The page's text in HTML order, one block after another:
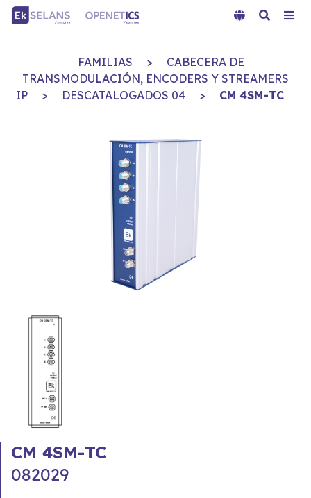
FAMILIAS >
CABECERA DE
TRANSMODULACIÓN, ENCODERS Y STREAMERS
IP
> DESCATALOGADOS 04 > CM 4SM-TC
CM 4SM-TC
082029